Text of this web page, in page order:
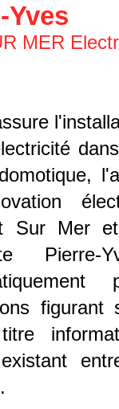
Yves
MER
Sur Mer
figurant